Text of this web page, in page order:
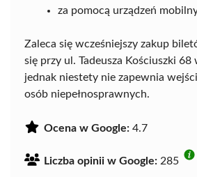
za pomocą urządzeń
Zaleca się wcześniejszy zakup
się przy ul. Tadeusza Kościuszki 68
jednak niestety nie zapewnia
osób niepełnosprawnych.
Ocena w Google: 4.7
Liczba opinii w Google: 285